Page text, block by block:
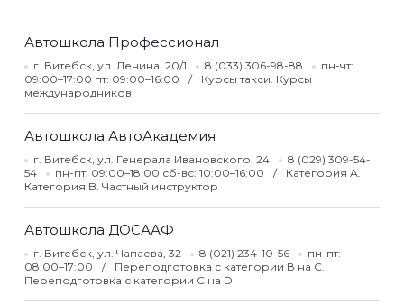
Автошкола Профессионал
г. Витебск, ул. Ленина, 20/1 8 (033) 306-98-88
пн-чт:
09:00–17:00 пт: 09:00–16:00
Курсы такси. Курсы
международников
Автошкола АвтоАкадемия
г. Витебск, ул. Генерала Ивановского, 24
8 (029) 309-54-
54
пн-пт: 09:00–18:00 сб-вс: 10:00–16:00
Категория А.
Категория B. Частный инструктор
Автошкола ДОСААФ
г. Витебск, ул. Чапаева, 32 8 (021) 234-10-56
пн-пт:
08:00–17:00
Переподготовка с категории В на С.
Переподготовка с категории C на D